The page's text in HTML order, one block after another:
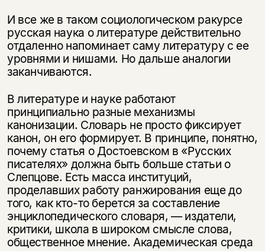
И все же в таком социологическом ракурсе
русская наука о литературе действительно
отдаленно напоминает саму литературу с ее
уровнями и нишами. Но дальше аналогии
заканчиваются.
В литературе и науке работают
принципиально разные механизмы
канонизации. Словарь не просто фиксирует
канон, он его формирует. В принципе, понятно,
почему статья о Достоевском в «Русских
писателях» должна быть больше статьи о
Слепцове. Есть масса институций,
проделавших работу ранжирования еще до
того, как кто-то берется за составление
энциклопедического словаря, — издатели,
критики, школа в широком смысле слова,
общественное мнение. Академическая среда
Подписка на рассылку
Раз в неделю мы отправляем рассылку
Этой книги временно
нет в продаже.
Вы можете подписаться на